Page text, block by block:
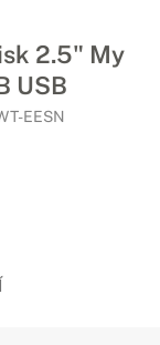
2.5" My
USB
EESN